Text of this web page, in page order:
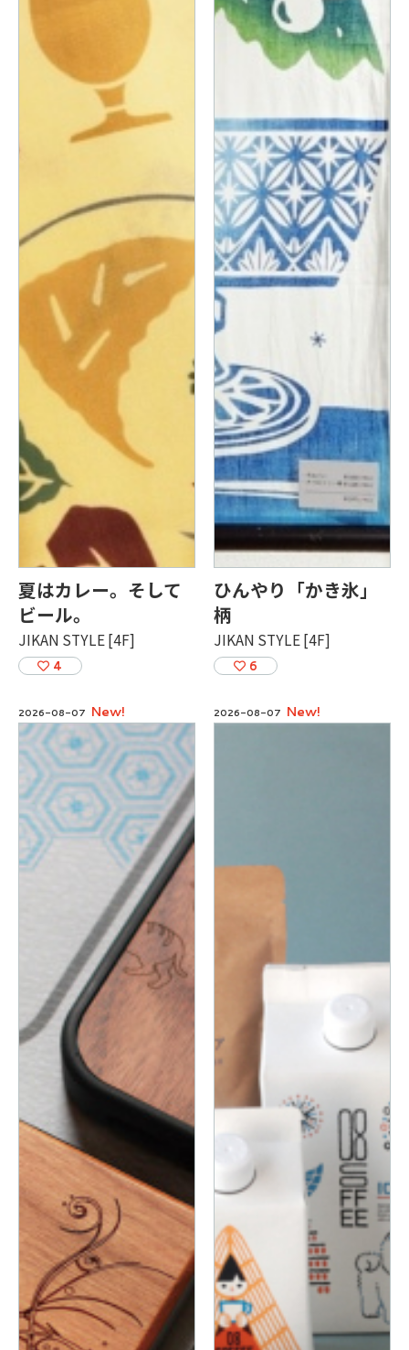
夏はカレー。そして
ビール。
JIKAN STYLE [4F]
4
ひんやり「かき氷」
柄
JIKAN STYLE [4F]
6
2026-08-07 New! 2026-08-07 New!